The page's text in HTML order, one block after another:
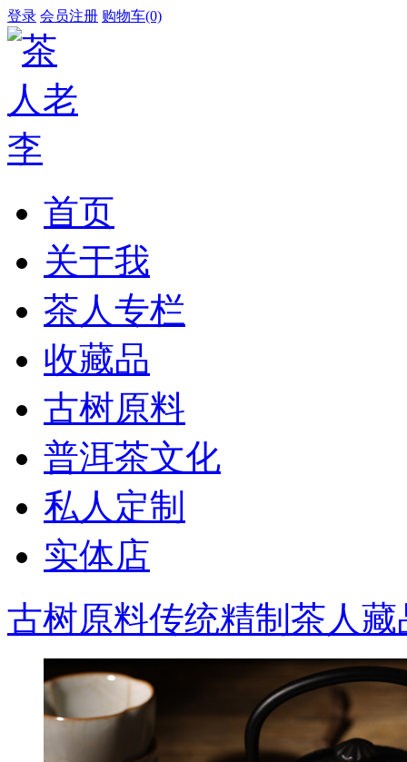
登录 会员注册 购物车(0)
首页
关于我
茶人专栏
收藏品
古树原料
普洱茶文化
私人定制
实体店
古树原料传统精制 茶人藏